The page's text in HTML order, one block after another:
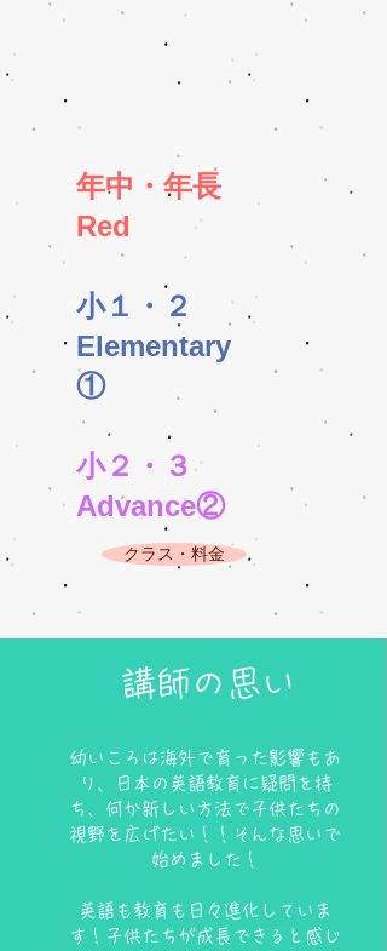
年中・年長
​Red
小１・２
Elementary
①
小２・３
​Advance②
クラス・料金
幼いころは海外で育った影響もあ
り、日本の英語教育に疑問を持
ち、何か新しい方法で子供たちの
視野を広げたい！！そんな思いで
始めました！​
英語も教育も日々進化していま
す！子供たちが成長できると感じ
​講師の思い